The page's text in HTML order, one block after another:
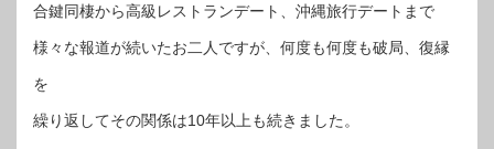
合鍵同棲から高級レストランデート、沖縄旅行デートまで
様々な報道が続いたお二人ですが、何度も何度も破局、復縁
を
繰り返してその関係は10年以上も続きました。